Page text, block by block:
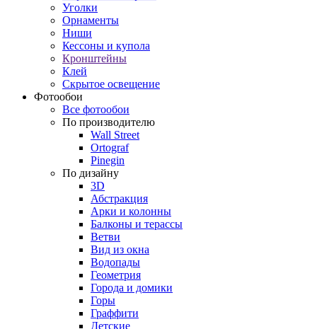
Уголки
Орнаменты
Ниши
Кессоны и купола
Кронштейны
Клей
Скрытое освещение
Фотообои
Все фотообои
По производителю
Wall Street
Ortograf
Pinegin
По дизайну
3D
Абстракция
Арки и колонны
Балконы и терассы
Ветви
Вид из окна
Водопады
Геометрия
Города и домики
Горы
Граффити
Детские